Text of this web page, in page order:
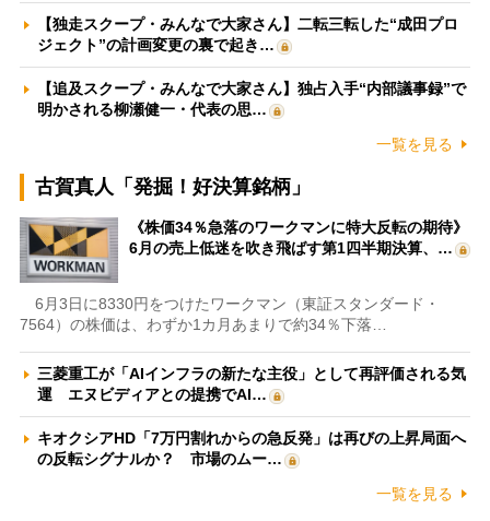
【独走スクープ・みんなで大家さん】二転三転した“成田プロ
ジェクト”の計画変更の裏で起き…
【追及スクープ・みんなで大家さん】独占入手“内部議事録”で
明かされる柳瀬健一・代表の思…
一覧を見る
古賀真人「発掘！好決算銘柄」
《株価34％急落のワークマンに特大反転の期待》
6月の売上低迷を吹き飛ばす第1四半期決算、…
6月3日に8330円をつけたワークマン（東証スタンダード・
7564）の株価は、わずか1カ月あまりで約34％下落…
三菱重工が「AIインフラの新たな主役」として再評価される気
運 エヌビディアとの提携でAI…
キオクシアHD「7万円割れからの急反発」は再びの上昇局面へ
の反転シグナルか？ 市場のムー…
一覧を見る